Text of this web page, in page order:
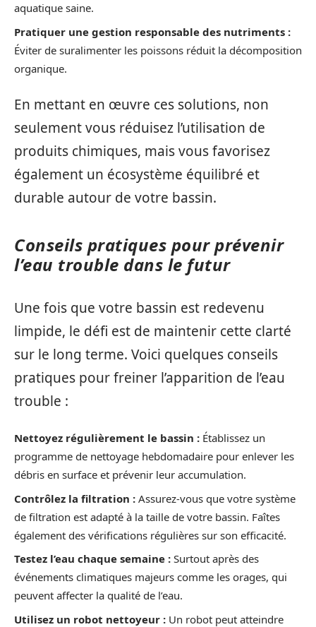
aquatique saine.
Pratiquer une gestion responsable des nutriments :
Éviter de suralimenter les poissons réduit la décomposition
organique.
En mettant en œuvre ces solutions, non
seulement vous réduisez l’utilisation de
produits chimiques, mais vous favorisez
également un écosystème équilibré et
durable autour de votre bassin.
Conseils pratiques pour prévenir
l’eau trouble dans le futur
Une fois que votre bassin est redevenu
limpide, le défi est de maintenir cette clarté
sur le long terme. Voici quelques conseils
pratiques pour freiner l’apparition de l’eau
trouble :
Nettoyez régulièrement le bassin : Établissez un
programme de nettoyage hebdomadaire pour enlever les
débris en surface et prévenir leur accumulation.
Contrôlez la filtration : Assurez-vous que votre système
de filtration est adapté à la taille de votre bassin. Faîtes
également des vérifications régulières sur son efficacité.
Testez l’eau chaque semaine : Surtout après des
événements climatiques majeurs comme les orages, qui
peuvent affecter la qualité de l’eau.
Utilisez un robot nettoyeur : Un robot peut atteindre